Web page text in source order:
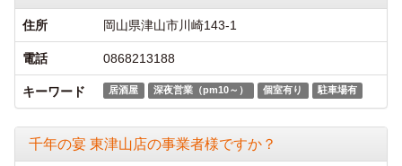
住所 岡山県津山市川崎143-1
電話 0868213188
キーワード 居酒屋 深夜営業（pm10～） 個室有り 駐車場有
千年の宴 東津山店の事業者様ですか？